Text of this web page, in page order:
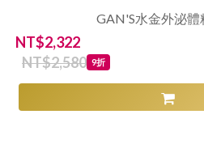
GAN'S水金外泌體
NT$2,322
NT$2,580 9折